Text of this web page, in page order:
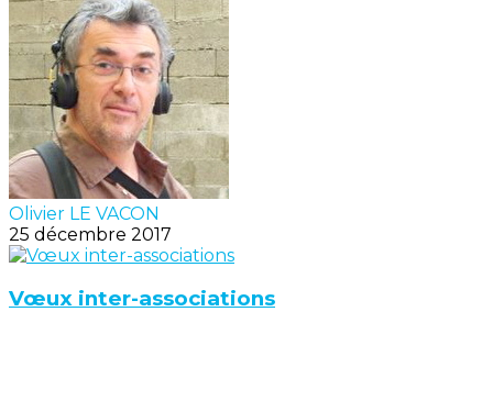
Olivier LE VACON
25 décembre 2017
Vœux inter-associations